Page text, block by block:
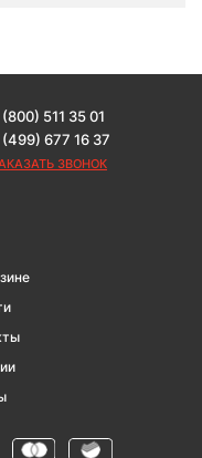
511 35 01
677 16 37
ЗВОНОК